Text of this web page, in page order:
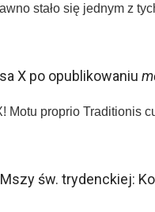
stało się jednym z
X po opublikowaniu
proprio Traditionis
św. trydenckiej: